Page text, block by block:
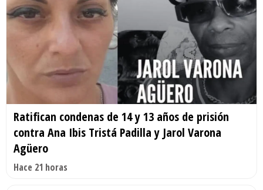
Ratifican condenas de 14 y 13 años de prisión
contra Ana Ibis Tristá Padilla y Jarol Varona
Agüero
Hace 21 horas